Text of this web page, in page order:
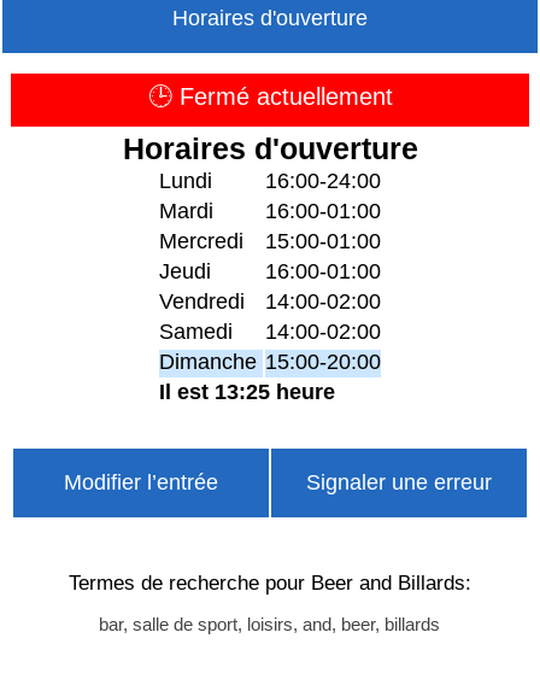
Horaires d'ouverture
🕒 Fermé actuellement
Horaires d'ouverture
Lundi
16:00-24:00
Mardi
16:00-01:00
Mercredi
15:00-01:00
Jeudi
16:00-01:00
Vendredi
14:00-02:00
Samedi
14:00-02:00
Dimanche 15:00-20:00
Il est 13:25 heure
Modifier l’entrée Signaler une erreur
Termes de recherche pour Beer and Billards:
bar, salle de sport, loisirs, and, beer, billards